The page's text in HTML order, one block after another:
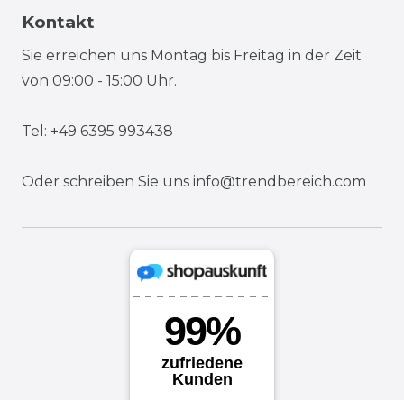
Kontakt
Sie erreichen uns Montag bis Freitag in der Zeit
von 09:00 - 15:00 Uhr.
Tel: +49 6395 993438
Oder schreiben Sie uns info@trendbereich.com